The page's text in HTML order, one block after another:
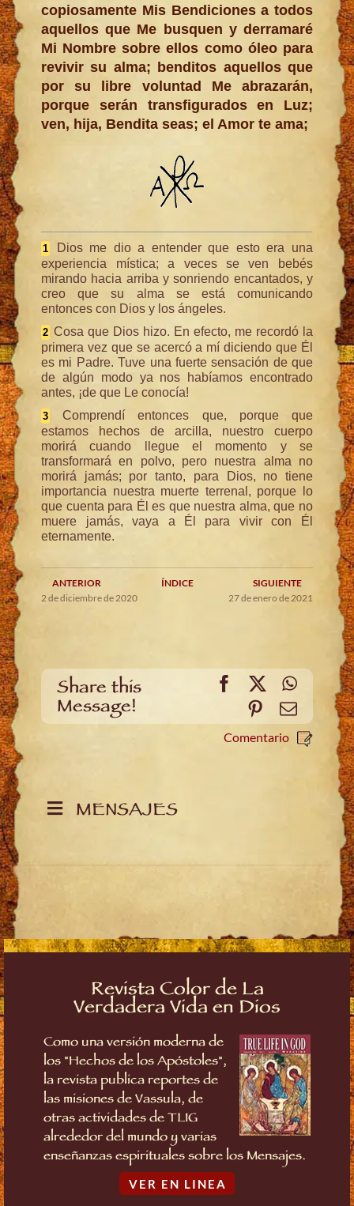
copiosamente Mis Bendiciones a todos
aquellos que Me busquen y derramaré
Mi Nombre sobre ellos como óleo para
revivir su alma; benditos aquellos que
por su libre voluntad Me abrazarán,
porque serán transfigurados en Luz;
ven, hija, Bendita seas; el Amor te ama;
1
Dios me dio a entender que esto era una
experiencia mística; a veces se ven bebés
mirando hacia arriba y sonriendo encantados, y
creo que su alma se está comunicando
entonces con Dios y los ángeles.
2 Cosa que Dios hizo. En efecto, me recordó la
primera vez que se acercó a mí diciendo que Él
es mi Padre. Tuve una fuerte sensación de que
de algún modo ya nos habíamos encontrado
antes, ¡de que Le conocía!
3
Comprendí entonces que, porque que
estamos hechos de arcilla, nuestro cuerpo
morirá cuando llegue el momento y se
transformará en polvo, pero nuestra alma no
morirá jamás; por tanto, para Dios, no tiene
importancia nuestra muerte terrenal, porque lo
que cuenta para Él es que nuestra alma, que no
muere jamás, vaya a Él para vivir con Él
eternamente.
ANTERIOR ÍNDICE
SIGUIENTE
2 de diciembre de 2020
27 de enero de 2021
Share this
Message!
Facebook
X
PinterestEmail
Comentario
MENSAJES
Revista Color de La
Verdadera Vida en Dios
Como una versión moderna de
los "Hechos de los Apóstoles",
la revista publica reportes de
las misiones de Vassula, de
otras actividades de TLIG
alrededor del mundo y varias
enseñanzas espirituales sobre los Mensajes.
VER EN LINEA